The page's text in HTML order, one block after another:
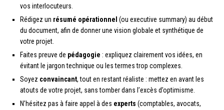
vos interlocuteurs.
Rédigez un résumé opérationnel (ou executive summary) au début
du document, afin de donner une vision globale et synthétique de
votre projet.
Faites preuve de pédagogie : expliquez clairement vos idées, en
évitant le jargon technique ou les termes trop complexes.
Soyez convaincant, tout en restant réaliste : mettez en avant les
atouts de votre projet, sans tomber dans l’excès d’optimisme.
N’hésitez pas à faire appel à des experts (comptables, avocats,